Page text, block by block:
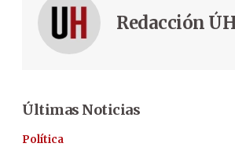
Redacción
Últimas Noticias
Política